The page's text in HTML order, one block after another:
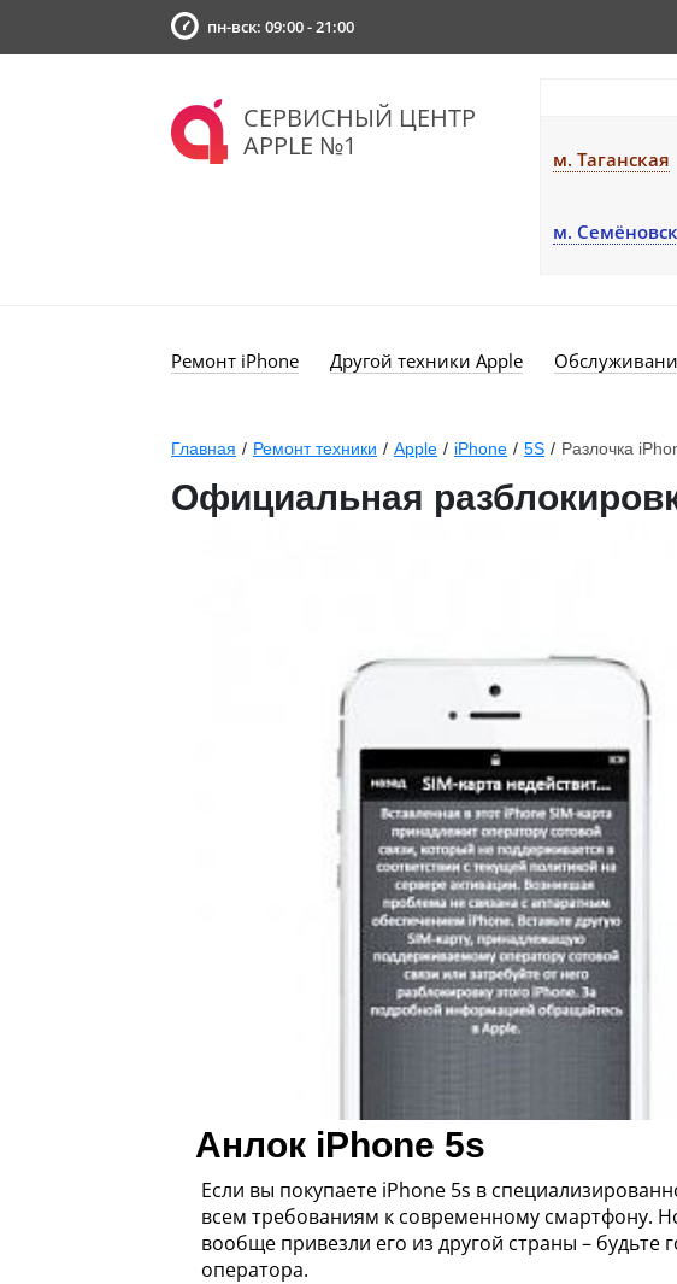
пн-вск: 09:00 - 21:00
СЕРВИСНЫЙ ЦЕНТР
APPLE №1
м. Таганская
м.
Ремонт iPhone Другой техники Apple
Главная / Ремонт техники / Apple / iPhone / 5S / Разлочка
Официальная
Анлок iPhone 5s
Если вы покупаете iPhone 5s в
всем требованиям к современному смартфону.
вообще привезли его из другой страны –
оператора.